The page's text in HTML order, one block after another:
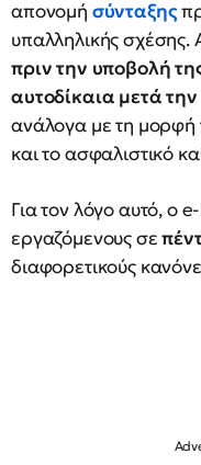
απονομή σύνταξης
υπαλληλικής σχέσης.
πριν την υποβολή
αυτοδίκαια μετά
ανάλογα με τη μορφή
και το ασφαλιστικό
Για τον λόγο αυτό, ο
εργαζόμενους σε
διαφορετικούς